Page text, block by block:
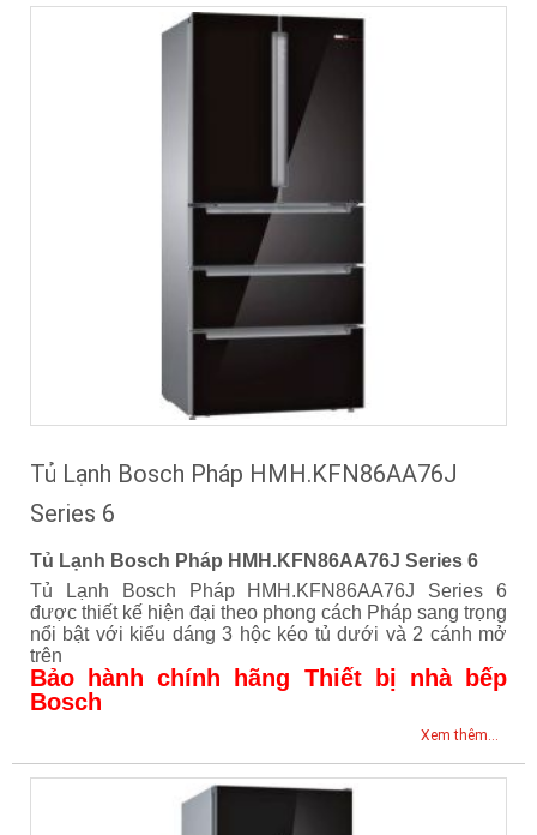
Tủ Lạnh Bosch Pháp HMH.KFN86AA76J
Series 6
Tủ Lạnh Bosch Pháp HMH.KFN86AA76J Series 6
Tủ Lạnh Bosch Pháp HMH.KFN86AA76J Series 6
được thiết kế hiện đại theo phong cách Pháp sang trọng
nổi bật với kiểu dáng 3 hộc kéo tủ dưới và 2 cánh mở
trên
Bảo hành chính hãng Thiết bị nhà bếp
Bosch
Xem thêm...